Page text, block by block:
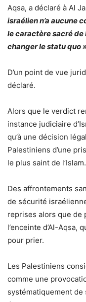
Aqsa, a déclaré à Al
israélien n’a aucune
le caractère sacré
changer le statu quo
D’un point de vue
déclaré.
Alors que le verdict
instance judiciaire
qu’à une décision
Palestiniens d’une
le plus saint de l’Islam.
Des affrontements
de sécurité
reprises alors que de
l’enceinte d’Al-Aqsa,
pour prier.
Les Palestiniens
comme une
systématiquement